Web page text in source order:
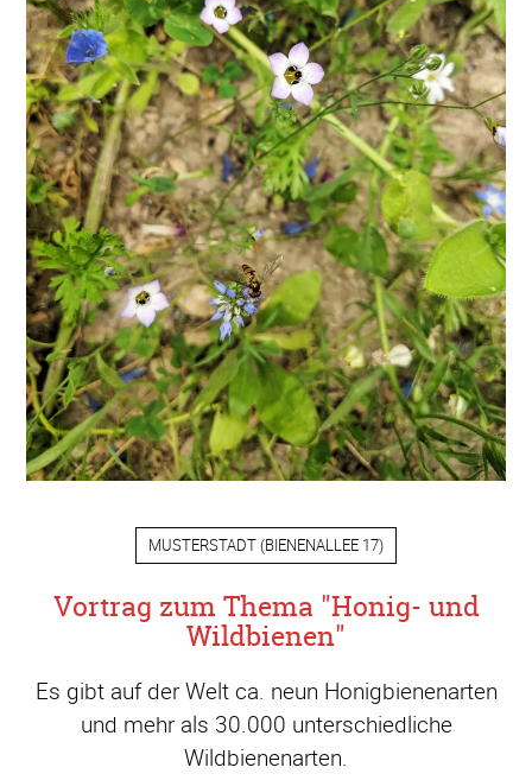
MUSTERSTADT (BIENENALLEE 17)
Vortrag zum Thema "Honig- und
Wildbienen"
Es gibt auf der Welt ca. neun Honigbienenarten
und mehr als 30.000 unterschiedliche
Wildbienenarten.